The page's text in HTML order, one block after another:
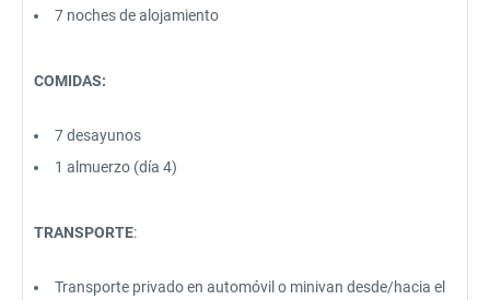
7 noches de alojamiento
COMIDAS:
7 desayunos
1 almuerzo (día 4)
TRANSPORTE:
Transporte privado en automóvil o minivan desde/hacia el